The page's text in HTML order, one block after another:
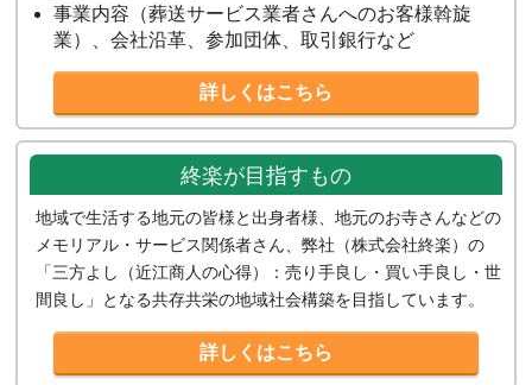
事業内容（葬送サービス業者さんへのお客様斡旋
業）、会社沿革、参加団体、取引銀行など
詳しくはこちら
終楽が目指すもの
地域で生活する地元の皆様と出身者様、地元のお寺さんなどの
メモリアル・サービス関係者さん、弊社（株式会社終楽）の
「三方よし（近江商人の心得）：売り手良し・買い手良し・世
間良し」となる共存共栄の地域社会構築を目指しています。
詳しくはこちら